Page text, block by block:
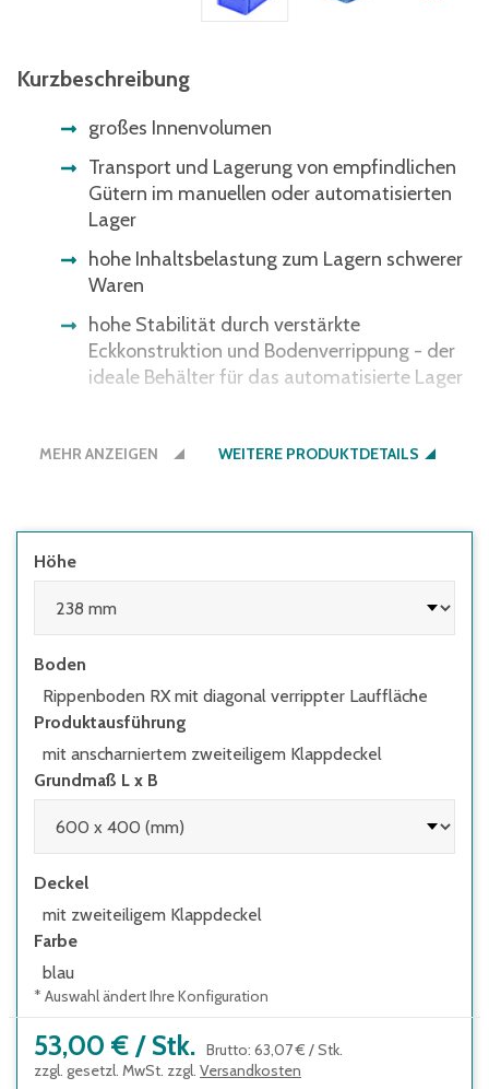
Kurzbeschreibung
großes Innenvolumen
Transport und Lagerung von empfindlichen
Gütern im manuellen oder automatisierten
Lager
hohe Inhaltsbelastung zum Lagern schwerer
Waren
hohe Stabilität durch verstärkte
Eckkonstruktion und Bodenverrippung - der
ideale Behälter für das automatisierte Lager
nahezu jeden Bedarf im Lager, in der
MEHR ANZEIGEN WEITERE PRODUKTDETAILS
Höhe
Boden
Rippenboden RX mit diagonal verrippter Lauffläche
Produktausführung
mit anscharniertem zweiteiligem Klappdeckel
Grundmaß L x B
Deckel
mit zweiteiligem Klappdeckel
Farbe
blau
* Auswahl ändert Ihre Konfiguration
53,00 € / Stk. Brutto: 63,07 € /Stk.
zzgl. gesetzl. MwSt. zzgl. Versandkosten